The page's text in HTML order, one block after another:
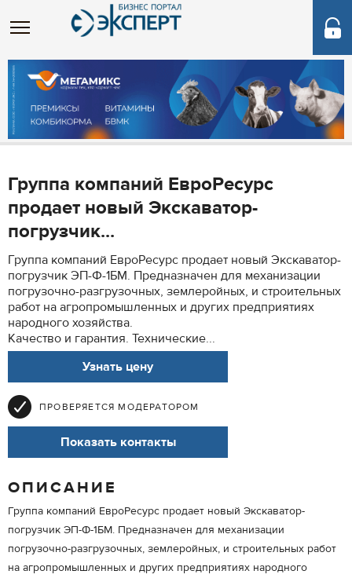
Группа компаний ЕвроРесурс
продает новый Экскаватор-
погрузчик...
Группа компаний ЕвроРесурс продает новый Экскаватор-
погрузчик ЭП-Ф-1БМ. Предназначен для механизации
погрузочно-разгрузочных, землеройных, и строительных
работ на агропромышленных и других предприятиях
народного хозяйства.
Качество и гарантия. Технические...
Узнать цену
ПРОВЕРЯЕТСЯ МОДЕРАТОРОМ
Показать контакты
ОПИСАНИЕ
Группа компаний ЕвроРесурс продает новый Экскаватор-
погрузчик ЭП-Ф-1БМ. Предназначен для механизации
погрузочно-разгрузочных, землеройных, и строительных работ
на агропромышленных и других предприятиях народного